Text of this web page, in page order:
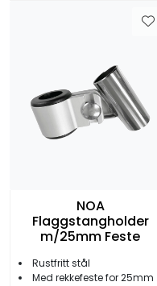
NOA
Flaggstangholder
m/25mm Feste
Rustfritt stål
Med rekkefeste for 25mm rør